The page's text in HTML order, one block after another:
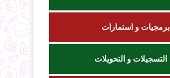
برمجيات و استمارات
التسجيلات و التحويلات